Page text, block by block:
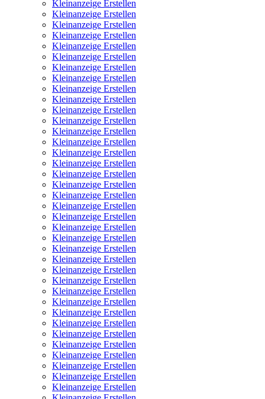
Kleinanzeige Erstellen
Kleinanzeige Erstellen
Kleinanzeige Erstellen
Kleinanzeige Erstellen
Kleinanzeige Erstellen
Kleinanzeige Erstellen
Kleinanzeige Erstellen
Kleinanzeige Erstellen
Kleinanzeige Erstellen
Kleinanzeige Erstellen
Kleinanzeige Erstellen
Kleinanzeige Erstellen
Kleinanzeige Erstellen
Kleinanzeige Erstellen
Kleinanzeige Erstellen
Kleinanzeige Erstellen
Kleinanzeige Erstellen
Kleinanzeige Erstellen
Kleinanzeige Erstellen
Kleinanzeige Erstellen
Kleinanzeige Erstellen
Kleinanzeige Erstellen
Kleinanzeige Erstellen
Kleinanzeige Erstellen
Kleinanzeige Erstellen
Kleinanzeige Erstellen
Kleinanzeige Erstellen
Kleinanzeige Erstellen
Kleinanzeige Erstellen
Kleinanzeige Erstellen
Kleinanzeige Erstellen
Kleinanzeige Erstellen
Kleinanzeige Erstellen
Kleinanzeige Erstellen
Kleinanzeige Erstellen
Kleinanzeige Erstellen
Kleinanzeige Erstellen